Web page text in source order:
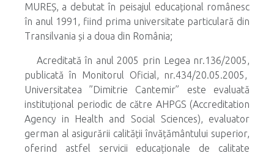
MUREȘ, a debutat în peisajul educațional românesc
în anul 1991, fiind prima universitate particulară din
Transilvania și a doua din România;
Acreditată în anul 2005 prin Legea nr.136/2005,
publicată în Monitorul Oficial, nr.434/20.05.2005,
Universitatea ”Dimitrie Cantemir” este evaluată
instituțional periodic de către AHPGS (Accreditation
Agency in Health and Social Sciences), evaluator
german al asigurării calității învățământului superior,
oferind astfel servicii educaționale de calitate